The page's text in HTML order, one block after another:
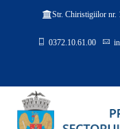
Str. Chiristigiilor nr.
0372.10.61.00